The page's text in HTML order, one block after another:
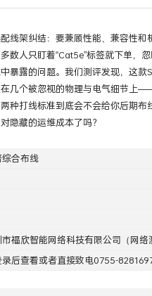
线架纠结：要兼顾性能、兼容性和
数人只盯着“Cat5e”标签就下单，
暴露的问题。我们测评发现，这款
几个被忽视的物理与电气细节上
种打线标准到底会不会给你后期布
隐藏的运维成本了吗？
综合布线
市福欣智能网络科技有限公司 （网
录后查看或者直接致电0755-